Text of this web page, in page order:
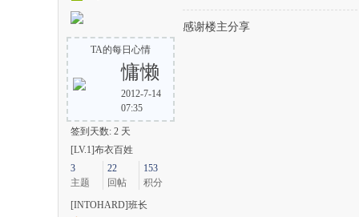
TA的每日心情
慵懒
2012-7-14
07:35
签到天数: 2 天
[LV.1]布衣百姓
3
主题
22
回帖
153
积分
[INTOHARD]班长
感谢楼主分享